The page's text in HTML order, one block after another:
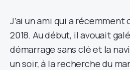
J’ai un ami qui a récemment
2018. Au début, il avouait
démarrage sans clé et la
un soir, à la recherche du